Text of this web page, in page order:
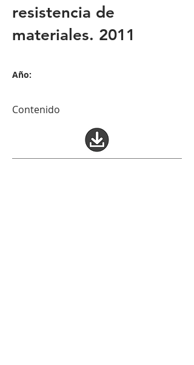
resistencia de
materiales. 2011
Año:
Contenido